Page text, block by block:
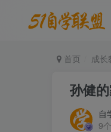
首页 成长
孙健
自
9